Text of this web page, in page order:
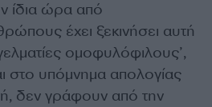
ίδια ώρα από
έχει ξεκινήσει αυτή
ομοφυλόφιλους’,
στο υπόμνημα απολογίας
δεν γράφουν από την